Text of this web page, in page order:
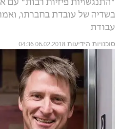
"התנגשויות פיזיות רבות" עם
בשדיה של עובדת בחברתו,
עבודת
סוכנויות הידיעות 06.02.2018 04:36